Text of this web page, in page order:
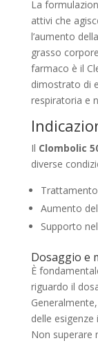
La
attivi che
l’aumento
grasso
farmaco è il
dimostrato di
respiratoria e
Il Clombolic
diverse
Trattamento
Aumento
Supporto
Dosaggio e
È
riguardo il
delle
Non superare